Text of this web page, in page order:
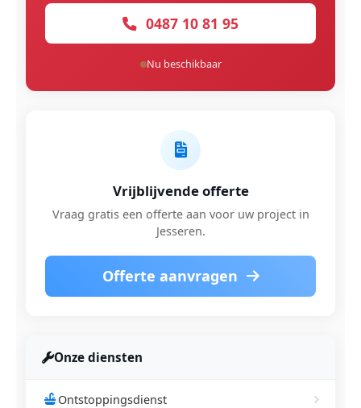
0487 10 81 95
Nu beschikbaar
Vrijblijvende offerte
Vraag gratis een offerte aan voor uw project in
Jesseren.
Offerte aanvragen
Onze diensten
Ontstoppingsdienst